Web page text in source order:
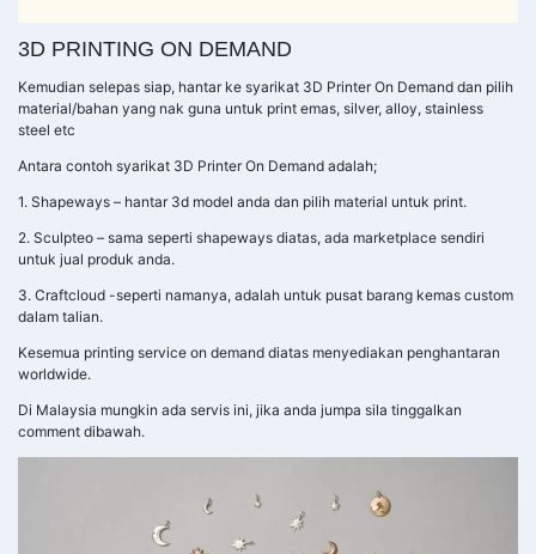
3D PRINTING ON DEMAND
Kemudian selepas siap, hantar ke syarikat 3D Printer On Demand dan pilih
material/bahan yang nak guna untuk print emas, silver, alloy, stainless
steel etc
Antara contoh syarikat 3D Printer On Demand adalah;
1. Shapeways – hantar 3d model anda dan pilih material untuk print.
2. Sculpteo – sama seperti shapeways diatas, ada marketplace sendiri
untuk jual produk anda.
3. Craftcloud -seperti namanya, adalah untuk pusat barang kemas custom
dalam talian.
Kesemua printing service on demand diatas menyediakan penghantaran
worldwide.
Di Malaysia mungkin ada servis ini, jika anda jumpa sila tinggalkan
comment dibawah.